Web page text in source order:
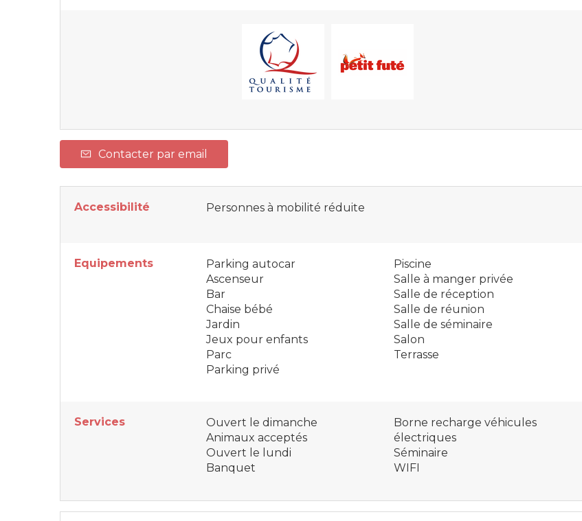
Contacter par email
Accessibilité Personnes à mobilité réduite
Equipements
Parking autocar
Ascenseur
Bar
Chaise bébé
Jardin
Jeux pour enfants
Parc
Parking privé
Piscine
Salle à manger privée
Salle de réception
Salle de réunion
Salle de séminaire
Salon
Terrasse
Services
Ouvert le dimanche
Animaux acceptés
Ouvert le lundi
Banquet
Borne recharge véhicules
électriques
Séminaire
WIFI